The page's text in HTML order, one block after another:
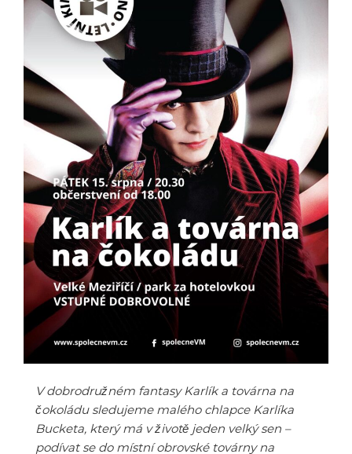
V dobrodružném fantasy Karlík a továrna na
čokoládu sledujeme malého chlapce Karlíka
Bucketa, který má v životě jeden velký sen –
podívat se do místní obrovské továrny na